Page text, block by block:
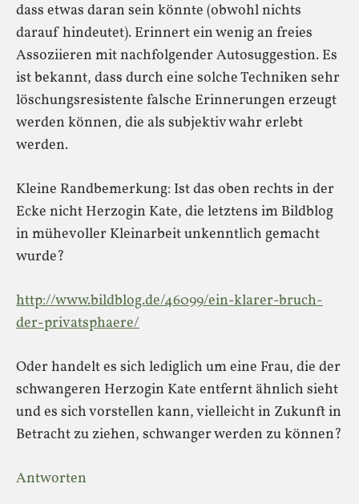
dass etwas daran sein könnte (obwohl nichts
darauf hindeutet). Erinnert ein wenig an freies
Assoziieren mit nachfolgender Autosuggestion. Es
ist bekannt, dass durch eine solche Techniken sehr
löschungsresistente falsche Erinnerungen erzeugt
werden können, die als subjektiv wahr erlebt
werden.
Kleine Randbemerkung: Ist das oben rechts in der
Ecke nicht Herzogin Kate, die letztens im Bildblog
in mühevoller Kleinarbeit unkenntlich gemacht
wurde?
http://www.bildblog.de/46099/ein-klarer-bruch-
der-privatsphaere/
Oder handelt es sich lediglich um eine Frau, die der
schwangeren Herzogin Kate entfernt ähnlich sieht
und es sich vorstellen kann, vielleicht in Zukunft in
Betracht zu ziehen, schwanger werden zu können?
Antworten